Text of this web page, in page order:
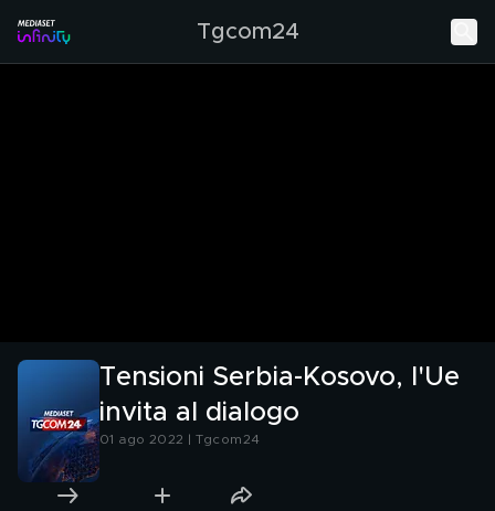
Tgcom24
Tensioni Serbia-Kosovo, l'Ue
invita al dialogo
01 ago 2022 | Tgcom24